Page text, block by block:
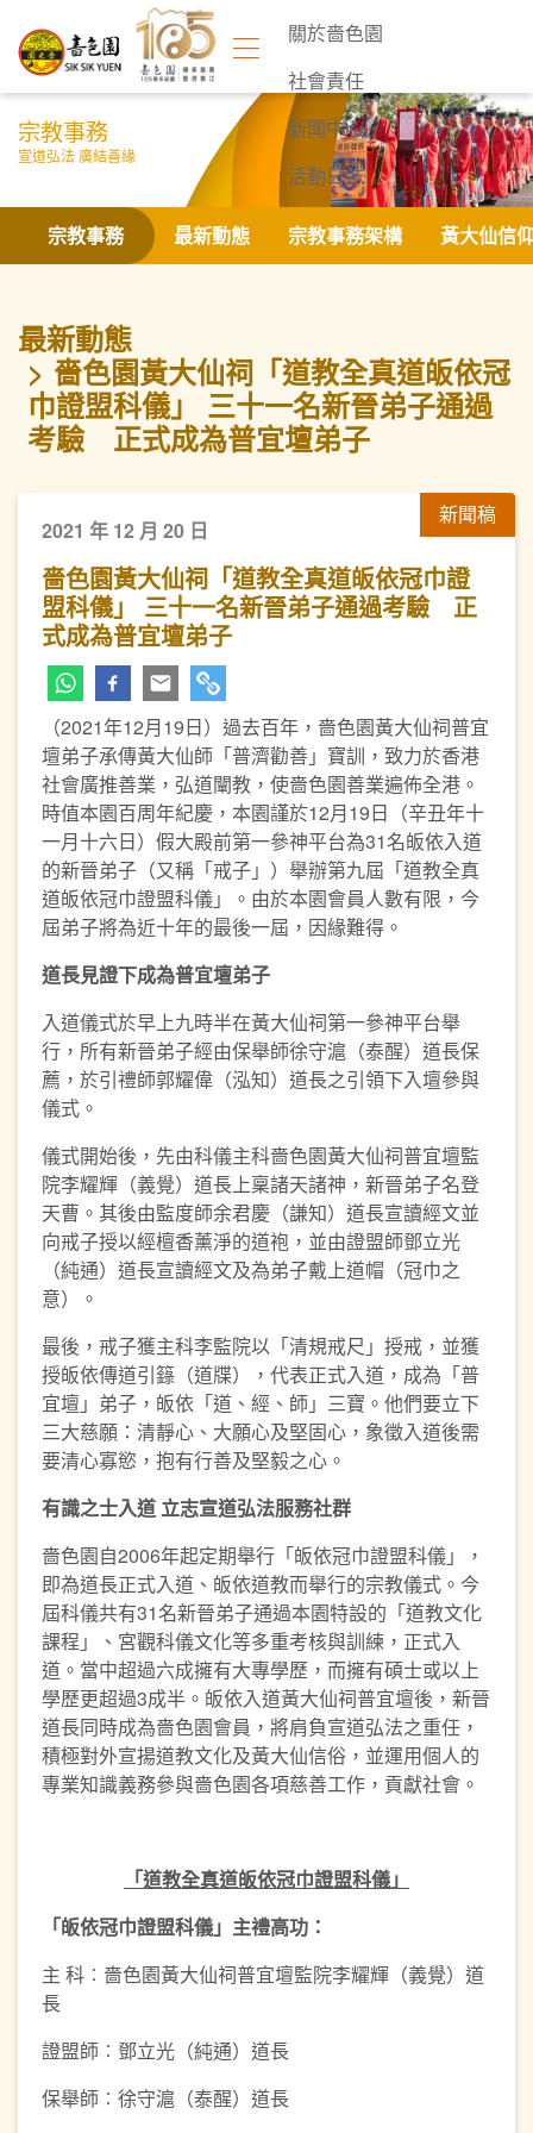
關於嗇色園
社會責任
新聞中心
活動日誌
聯絡我們
宗教事務
宣道弘法 廣結善緣
宗教事務 最新動態 宗教事務架構 黃大仙信
最新動態
嗇色園黃大仙祠「道教全真道皈依冠
巾證盟科儀」 三十一名新晉弟子通過
考驗 正式成為普宜壇弟子
新聞稿
2021 年 12 月 20 日
嗇色園黃大仙祠「道教全真道皈依冠巾證
盟科儀」 三十一名新晉弟子通過考驗 正
式成為普宜壇弟子
（2021年12月19日）過去百年，嗇色園黃大仙祠普宜
壇弟子承傳黃大仙師「普濟勸善」寶訓，致力於香港
社會廣推善業，弘道闡教，使嗇色園善業遍佈全港。
時值本園百周年紀慶，本園謹於12月19日（辛丑年十
一月十六日）假大殿前第一參神平台為31名皈依入道
的新晉弟子（又稱「戒子」）舉辦第九屆「道教全真
道皈依冠巾證盟科儀」。由於本園會員人數有限，今
屆弟子將為近十年的最後一屆，因緣難得。
道長見證下成為普宜壇弟子
入道儀式於早上九時半在黃大仙祠第一參神平台舉
行，所有新晉弟子經由保舉師徐守滬（泰醒）道長保
薦，於引禮師郭耀偉（泓知）道長之引領下入壇參與
儀式。
儀式開始後，先由科儀主科嗇色園黃大仙祠普宜壇監
院李耀輝（義覺）道長上稟諸天諸神，新晉弟子名登
天曹。其後由監度師余君慶（謙知）道長宣讀經文並
向戒子授以經檀香薰淨的道袍，並由證盟師鄧立光
（純通）道長宣讀經文及為弟子戴上道帽（冠巾之
意）。
最後，戒子獲主科李監院以「清規戒尺」授戒，並獲
授皈依傳道引籙（道牒），代表正式入道，成為「普
宜壇」弟子，皈依「道、經、師」三寶。他們要立下
三大慈願：清靜心、大願心及堅固心，象徵入道後需
要清心寡慾，抱有行善及堅毅之心。
有識之士入道 立志宣道弘法服務社群
嗇色園自2006年起定期舉行「皈依冠巾證盟科儀」，
即為道長正式入道、皈依道教而舉行的宗教儀式。今
屆科儀共有31名新晉弟子通過本園特設的「道教文化
課程」、宮觀科儀文化等多重考核與訓練，正式入
道。當中超過六成擁有大專學歷，而擁有碩士或以上
學歷更超過3成半。皈依入道黃大仙祠普宜壇後，新晉
道長同時成為嗇色園會員，將肩負宣道弘法之重任，
積極對外宣揚道教文化及黃大仙信俗，並運用個人的
專業知識義務參與嗇色園各項慈善工作，貢獻社會。
「道教全真道皈依冠巾證盟科儀」
「皈依冠巾證盟科儀」主禮高功：
主 科︰嗇色園黃大仙祠普宜壇監院李耀輝（義覺）道
長
證盟師︰鄧立光（純通）道長
保舉師︰徐守滬（泰醒）道長